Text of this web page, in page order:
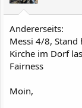
Andererseits:
Messi 4/8, Stand
Kirche im Dorf
Fairness
Moin,